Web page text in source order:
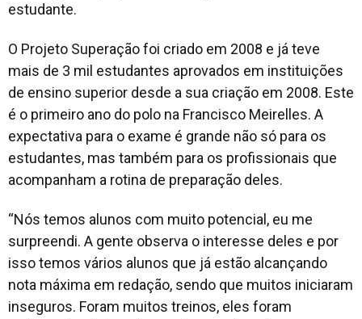
estudante.
O Projeto Superação foi criado em 2008 e já teve
mais de 3 mil estudantes aprovados em instituições
de ensino superior desde a sua criação em 2008. Este
é o primeiro ano do polo na Francisco Meirelles. A
expectativa para o exame é grande não só para os
estudantes, mas também para os profissionais que
acompanham a rotina de preparação deles.
“Nós temos alunos com muito potencial, eu me
surpreendi. A gente observa o interesse deles e por
isso temos vários alunos que já estão alcançando
nota máxima em redação, sendo que muitos iniciaram
inseguros. Foram muitos treinos, eles foram